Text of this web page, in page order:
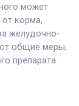
может
от корма,
желудочно-
общие меры,
препарата